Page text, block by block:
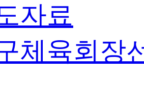
자료
체육회장